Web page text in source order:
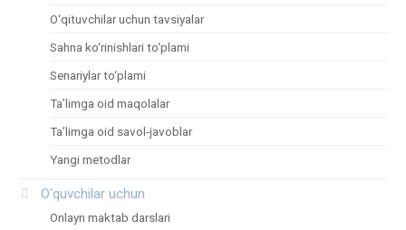
O‘qituvchilar uchun tavsiyalar
Sahna ko‘rinishlari to‘plami
Senariylar to‘plami
Ta’limga oid maqolalar
Ta’limga oid savol-javoblar
Yangi metodlar
O‘quvchilar uchun
Onlayn maktab darslari